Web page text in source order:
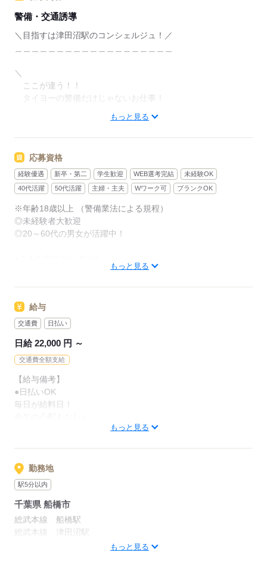
冷暖房完備で快適に過ごせます！
駅員さんが通常行っている業務をすることができるの
で
毎日電車を見ていたい…
駅員さん×警備で
お客様に対するサービスの向上、
駅の利便性の向上を実現できる、
やりがいのあるお仕事です！
警備・交通誘導
＼目指すは津田沼駅のコンシェルジュ！／
＼
ここが違う！！
タイヨーの警備だけじゃないお仕事！
◇遺失物取り扱い業務
◇駅構内の警戒監視業務
◇駅構内巡回業務
◇列車業務…車内貫通業務・遺失物捜索・車内点検業務 etc…
駅員さんが通常行っている業務を担っていただきます！
ぜひ一緒に、お客様に喜ばれるサービスの提供を
もっと見る
応募資格
経験優遇 新卒・第二 学生歓迎 WEB選考完結
未経験OK
40代活躍
50代活躍 主婦・主夫 Wワーク可 ブランクOK
※年齢18歳以上 （警備業法による規程）
◎未経験者大歓迎
◎20～60代の男女が活躍中！
・自分の予定に合わせて働きたい
もっと見る
給与
交通費 日払い
日給 22,000 円 ～
交通費全額支給
【給与備考】
●日払いOK
毎日が給料日！
※週払い（10日払い）/月払いもOK（規定あり）
残業が発生した場合、きっちり
割増残業賃金をお支払いします
●友達紹介キャンペーン
◎ご紹介いただいたお友達が
50日勤務達成後に10万円プレゼント！
もっと見る
勤務地
駅5分以内
千葉県 船橋市
総武本線 船橋駅
総武本線 津田沼駅
京成千葉線 京成津田沼駅もっと見る